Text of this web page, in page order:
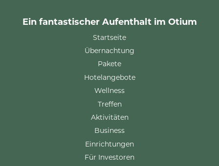
Ein fantastischer Aufenthalt im Otium
Startseite
Übernachtung
Pakete
Hotelangebote
Wellness
Treffen
Aktivitäten
Business
Einrichtungen
Für Investoren